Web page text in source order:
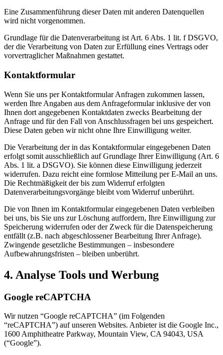
Eine Zusammenführung dieser Daten mit anderen Datenquellen
wird nicht vorgenommen.
Grundlage für die Datenverarbeitung ist Art. 6 Abs. 1 lit. f DSGVO,
der die Verarbeitung von Daten zur Erfüllung eines Vertrags oder
vorvertraglicher Maßnahmen gestattet.
Kontaktformular
Wenn Sie uns per Kontaktformular Anfragen zukommen lassen,
werden Ihre Angaben aus dem Anfrageformular inklusive der von
Ihnen dort angegebenen Kontaktdaten zwecks Bearbeitung der
Anfrage und für den Fall von Anschlussfragen bei uns gespeichert.
Diese Daten geben wir nicht ohne Ihre Einwilligung weiter.
Die Verarbeitung der in das Kontaktformular eingegebenen Daten
erfolgt somit ausschließlich auf Grundlage Ihrer Einwilligung (Art. 6
Abs. 1 lit. a DSGVO). Sie können diese Einwilligung jederzeit
widerrufen. Dazu reicht eine formlose Mitteilung per E-Mail an uns.
Die Rechtmäßigkeit der bis zum Widerruf erfolgten
Datenverarbeitungsvorgänge bleibt vom Widerruf unberührt.
Die von Ihnen im Kontaktformular eingegebenen Daten verbleiben
bei uns, bis Sie uns zur Löschung auffordern, Ihre Einwilligung zur
Speicherung widerrufen oder der Zweck für die Datenspeicherung
entfällt (z.B. nach abgeschlossener Bearbeitung Ihrer Anfrage).
Zwingende gesetzliche Bestimmungen – insbesondere
Aufbewahrungsfristen – bleiben unberührt.
4. Analyse Tools und Werbung
Google reCAPTCHA
Wir nutzen “Google reCAPTCHA” (im Folgenden
“reCAPTCHA”) auf unseren Websites. Anbieter ist die Google Inc.,
1600 Amphitheatre Parkway, Mountain View, CA 94043, USA
(“Google”).